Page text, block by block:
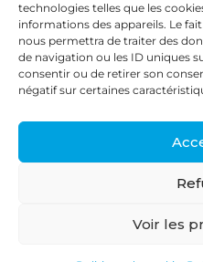
technologies telles que les
informations des appareils. Le
nous permettra de traiter des
de navigation ou les ID uniques
consentir ou de retirer son
négatif sur certaines
Voir les
Contact
87, rue du Ruisseau
38070 St Quentin
contact@deza.fr